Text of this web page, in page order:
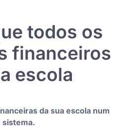
todos os
financeiros
escola
da sua escola num
sistema.